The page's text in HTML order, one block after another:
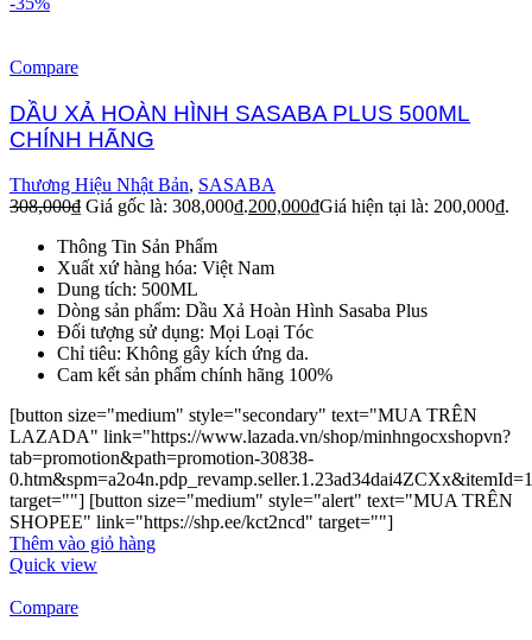
Compare
DẦU XẢ HOÀN HÌNH SASABA PLUS 500ML
CHÍNH HÃNG
Thương Hiệu Nhật Bản, SASABA
308,000₫ Giá gốc là: 308,000₫.200,000₫Giá hiện tại là: 200,000₫.
Thông Tin Sản Phẩm
Xuất xứ hàng hóa: Việt Nam
Dung tích: 500ML
Dòng sản phẩm: Dầu Xả Hoàn Hình Sasaba Plus
Đối tượng sử dụng: Mọi Loại Tóc
Chỉ tiêu: Không gây kích ứng da.
Cam kết sản phẩm chính hãng 100%
[button size="medium" style="secondary" text="MUA TRÊN
LAZADA" link="https://www.lazada.vn/shop/minhngocxshopvn?
tab=promotion&path=promotion-30838-
target=""] [button size="medium" style="alert" text="MUA TRÊN
SHOPEE" link="https://shp.ee/kct2ncd" target=""]
Thêm vào giỏ hàng
Quick view
Compare